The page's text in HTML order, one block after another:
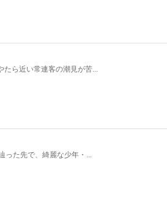
たら近い常連客の潮見が苦...
った先で、綺麗な少年・...